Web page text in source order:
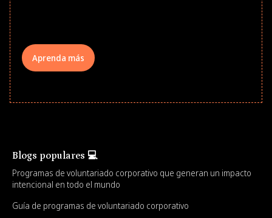
Aprenda más
Blogs populares 💻
Programas de voluntariado corporativo que generan un impacto
intencional en todo el mundo
Guía de programas de voluntariado corporativo